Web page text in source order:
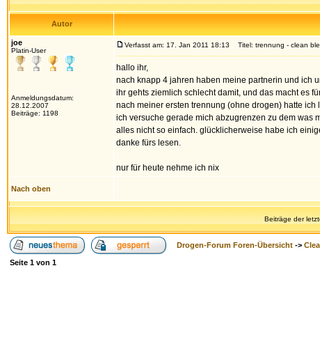
Autor
joe
Platin-User
Anmeldungsdatum:
28.12.2007
Beiträge: 1198
Verfasst am: 17. Jan 2011 18:13 Titel: trennung - clean
hallo ihr,
nach knapp 4 jahren haben meine partnerin und ich
ihr gehts ziemlich schlecht damit, und das macht es
nach meiner ersten trennung (ohne drogen) hatte
ich versuche gerade mich abzugrenzen zu dem was
alles nicht so einfach. glücklicherweise habe ich
danke fürs lesen.
nur für heute nehme ich nix
Nach oben
Beiträge der
Drogen-Forum Foren-Übersicht ->
Seite 1 von 1